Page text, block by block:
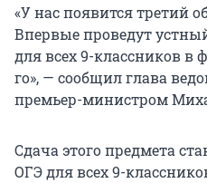
«У нас появится третий
Впервые проведут
для всех 9-классников в
го», — сообщил глава
премьер-министром
Сдача этого предмета
ОГЭ для всех 9-